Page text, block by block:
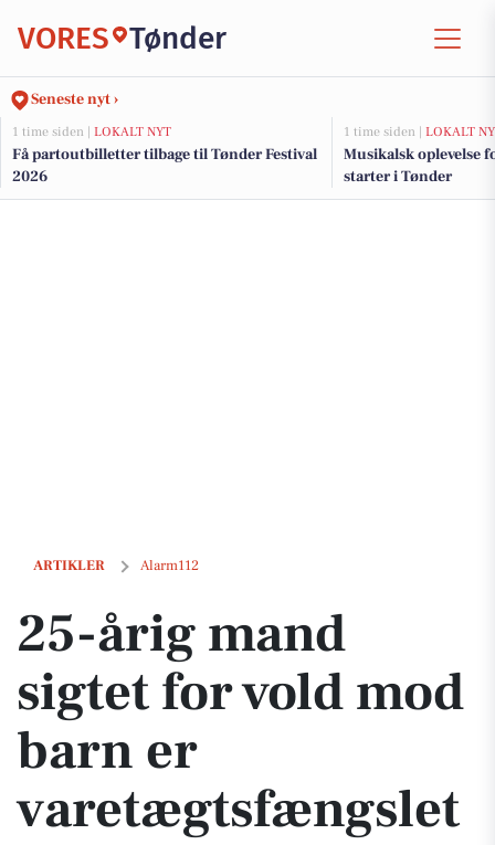
VORES Tønder
Seneste nyt ›
1 time siden | LOKALT NYT
Få partoutbilletter tilbage til Tønder Festival
2026
1 time siden | LOKALT
Musikalsk oplevelse
starter i Tønder
ARTIKLER Alarm112
25-årig mand sigtet for vold mod barn er varetægtsfængslet
25-årig mand
sigtet for vold mod
barn er
varetægtsfængslet